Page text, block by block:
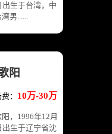
出生于台湾，中
湾男......
阳
： 10万-30万
，1996年12月
出生于辽宁省沈